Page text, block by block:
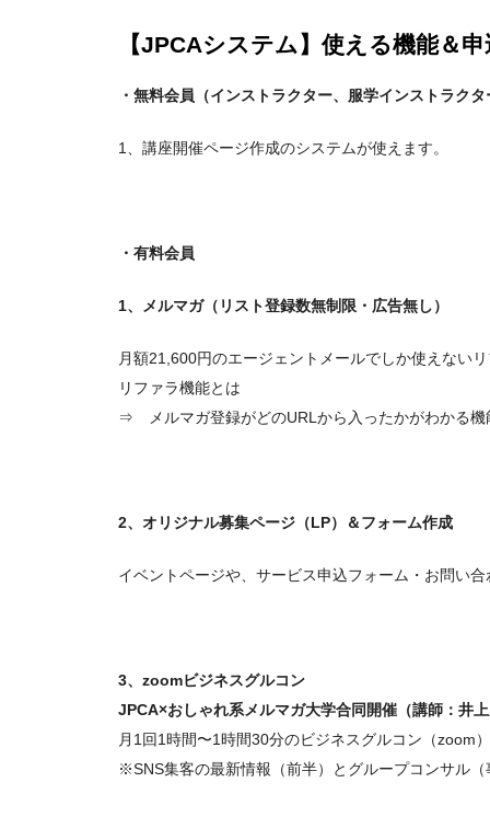
【JPCAシステム】使える機能＆申
・無料会員 （インストラクター、服学インストラクタ
1、講座開催ページ作成のシステムが使えます。
・有料会員
1、メルマガ（リスト登録数無制限・広告無し）
月額21,600円のエージェントメールでしか使えない
リファラ機能とは
⇒ メルマガ登録がどのURLから入ったかがわかる機
2、オリジナル募集ページ（LP）＆フォーム作成
イベントページや、サービス申込フォーム・お問い
3、zoomビジネスグルコン
JPCA×おしゃれ系メルマガ大学合同開催（講師：井
月1回1時間〜1時間30分のビジネスグルコン（zoom
※SNS集客の最新情報（前半）とグループコンサル